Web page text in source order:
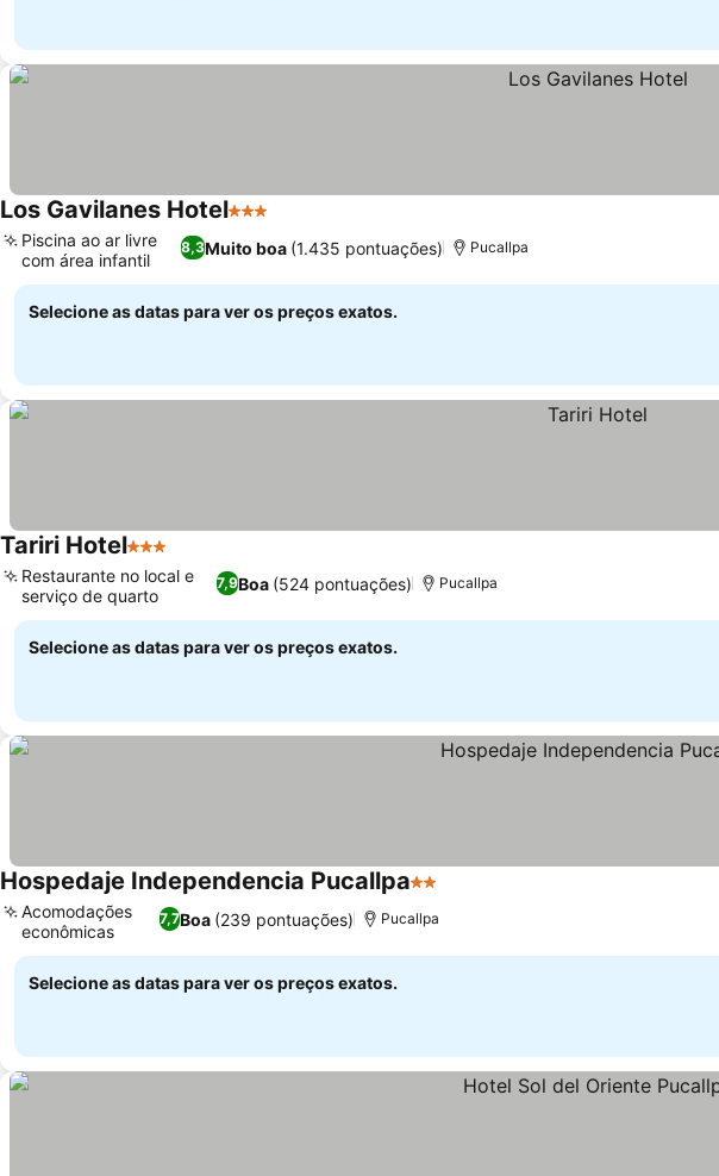
Los Gavilanes Hotel3 Estrelas
8,3Muito boa (1.435 pontuações)
Piscina ao ar livre
com área infantil
Pucallpa
Selecione as datas para ver os preços exatos.
Tariri Hotel3 Estrelas
7,9Boa (524 pontuações)
Restaurante no local e
serviço de quarto
Pucallpa
Selecione as datas para ver os preços exatos.
Hospedaje Independencia Pucallpa2 Estrelas
7,7Boa (239 pontuações)
Acomodações
econômicas
Pucallpa
Selecione as datas para ver os preços exatos.